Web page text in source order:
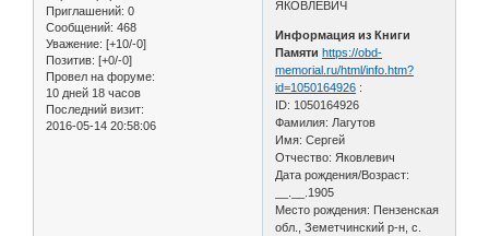
Приглашений: 0
Сообщений: 468
Уважение: [+10/-0]
Позитив: [+0/-0]
Провел на форуме:
10 дней 18 часов
Последний визит:
2016-05-14 20:58:06
ЯКОВЛЕВИЧ
Информация из Книги
Памяти https://obd-
memorial.ru/html/info.htm?
id=1050164926 :
ID: 1050164926
Фамилия: Лагутов
Имя: Сергей
Отчество: Яковлевич
Дата рождения/Возраст:
__.__.1905
Место рождения: Пензенская
обл., Земетчинский р-н, с.